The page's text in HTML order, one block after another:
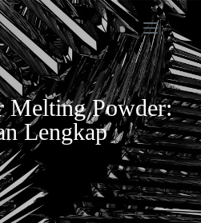
Melting Powder:
Lengkap